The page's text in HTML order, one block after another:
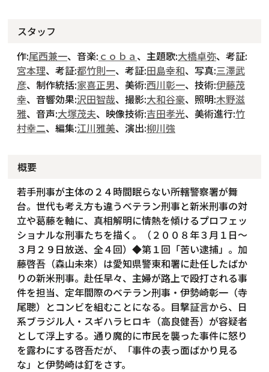
スタッフ
作:尾西兼一、音楽: ｃｏｂａ 、主題歌:大橋卓弥、考証:
宮本理、考証:都竹則一、考証:田島幸和、写真:三澤武
彦、制作統括:家喜正男、美術:西川彰一、技術:伊藤茂
幸、音響効果:沢田智哉、撮影:大和谷豪、照明:木野滋
雅、音声:大塚茂夫、映像技術:吉田孝光、美術進行:竹
村幸二、編集:江川雅美、演出:柳川強
概要
若手刑事が主体の２４時間眠らない所轄警察署が舞
台。世代も考え方も違うベテラン刑事と新米刑事の対
立や葛藤を軸に、真相解明に情熱を傾けるプロフェッ
ショナルな刑事たちを描く。（２００８年３月１日～
３月２９日放送、全４回）◆第１回「苦い逮捕」。加
藤啓吾（森山未來）は愛知県警東和署に赴任したばか
りの新米刑事。赴任早々、主婦が路上で殴打される事
件を担当、定年間際のベテラン刑事・伊勢崎彰一（寺
尾聰）とコンビを組むことになる。目撃証言から、日
系ブラジル人・スギハラヒロキ（高良健吾）が容疑者
として浮上する。通り魔的に市民を襲った事件に怒り
を露わにする啓吾だが、「事件の表っ面ばかり見る
な」と伊勢崎は釘をさす。